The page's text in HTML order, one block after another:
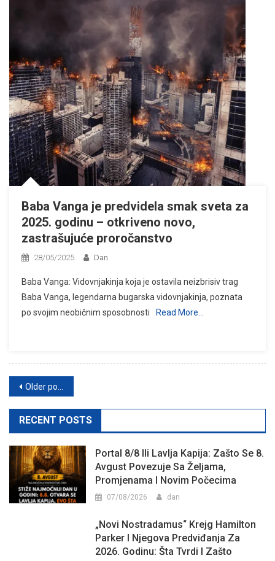
Baba Vanga je predvidela smak sveta za
2025. godinu – otkriveno novo,
zastrašujuće proročanstvo
28/05/2025 Dan
Baba Vanga: Vidovnjakinja koja je ostavila neizbrisiv trag
Baba Vanga, legendarna bugarska vidovnjakinja, poznata
po svojim neobičnim sposobnosti
Read More…
Posts
navigation
Older posts
RECENT POSTS
Portal 8/8 Ili Lavlja Kapija: Zašto Se 8.
Avgust Povezuje Sa Željama,
Promjenama I Novim Počecima
07/08/2026 dan
„Novi Nostradamus“ Krejg Hamilton
Parker I Njegova Predviđanja Za
2026. Godinu: Šta Tvrdi I Zašto